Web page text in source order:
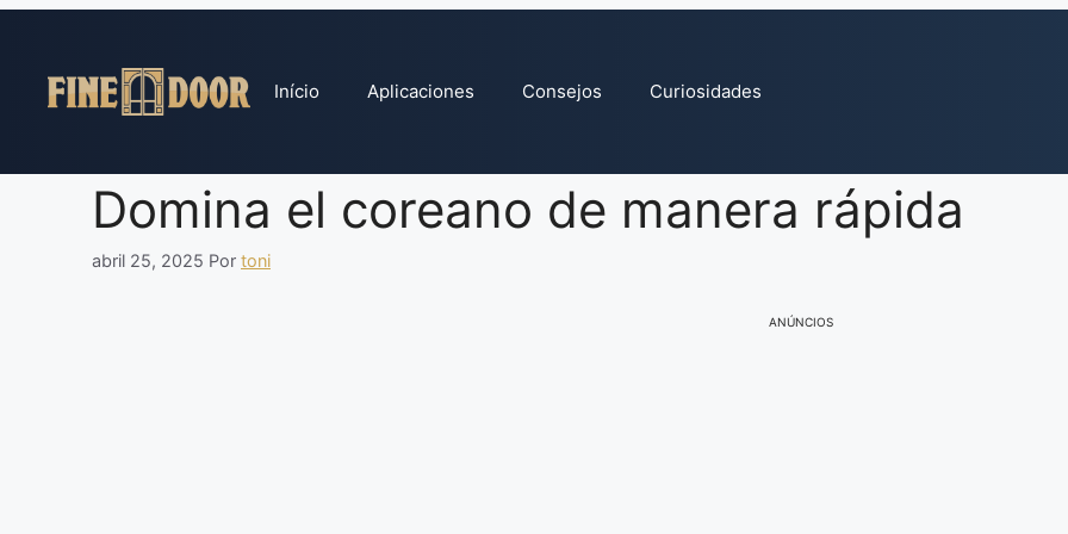
conteúdo
Início Aplicaciones Consejos Curiosidades
Domina el coreano de manera rápida
abril 25, 2025 Por toni
ANÚNCIOS